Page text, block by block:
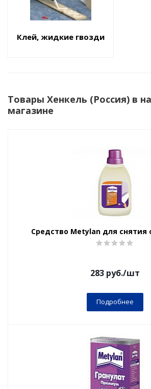
Клей, жидкие гвозди
Товары Хенкель (Россия) в
магазине
Средство Metylan для снятия
283руб./шт
Подробнее